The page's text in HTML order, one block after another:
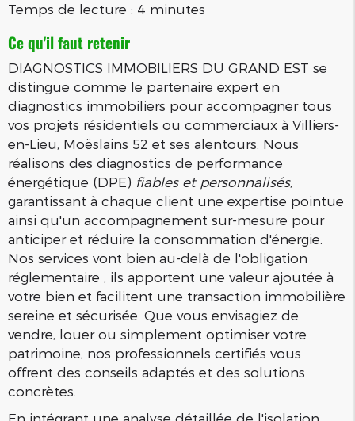
Temps de lecture : 4 minutes
Ce qu'il faut retenir
DIAGNOSTICS IMMOBILIERS DU GRAND EST se
distingue comme le partenaire expert en
diagnostics immobiliers pour accompagner tous
vos projets résidentiels ou commerciaux à Villiers-
en-Lieu, Moëslains 52 et ses alentours. Nous
réalisons des diagnostics de performance
énergétique (DPE) fiables et personnalisés,
garantissant à chaque client une expertise pointue
ainsi qu'un accompagnement sur-mesure pour
anticiper et réduire la consommation d'énergie.
Nos services vont bien au-delà de l'obligation
réglementaire ; ils apportent une valeur ajoutée à
votre bien et facilitent une transaction immobilière
sereine et sécurisée. Que vous envisagiez de
vendre, louer ou simplement optimiser votre
patrimoine, nos professionnels certifiés vous
offrent des conseils adaptés et des solutions
concrètes.